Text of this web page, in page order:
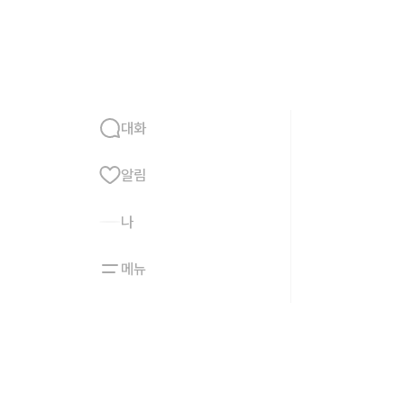
대화
알림
나
메뉴